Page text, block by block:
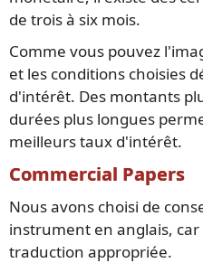
de trois à six mois.
Comme vous pouvez
et les conditions choisies
d'intérêt. Des montants
durées plus longues
meilleurs taux d'intérêt.
Commercial Papers
Nous avons choisi de
instrument en anglais, car
traduction appropriée.